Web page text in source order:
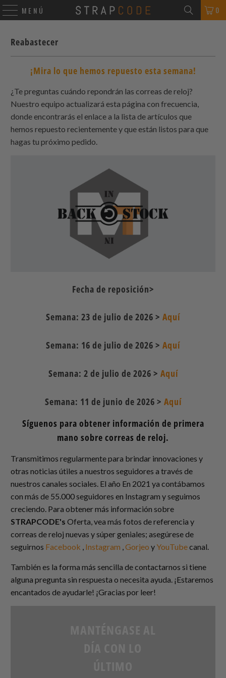
MENÚ 0
Reabastecer
¡Mira lo que hemos repuesto esta semana!
¿Te preguntas cuándo repondrán las correas de reloj?
Nuestro equipo actualizará esta página con frecuencia,
donde encontrarás el enlace a la lista de artículos que
hemos repuesto recientemente y que están listos para que
hagas tu próximo pedido.
Fecha de reposición>
Semana: 23 de julio de 2026 > Aquí
Semana: 16 de julio de 2026 > Aquí
Semana: 2 de julio de 2026 > Aquí
Semana: 11 de junio de 2026 > Aquí
Síguenos para obtener información de primera
mano sobre correas de reloj.
Transmitimos regularmente para brindar innovaciones y
otras noticias útiles a nuestros seguidores a través de
nuestros canales sociales. El año En 2021 ya contábamos
con más de 55.000 seguidores en Instagram y seguimos
creciendo. Para obtener más información sobre
STRAPCODE's Oferta, vea más fotos de referencia y
correas de reloj nuevas y súper geniales; asegúrese de
seguirnos Facebook Instagram ,Gorjeo y YouTubecanal.
También es la forma más sencilla de contactarnos si tiene
alguna pregunta sin respuesta o necesita ayuda. ¡Estaremos
encantados de ayudarle! ¡Gracias por leer!